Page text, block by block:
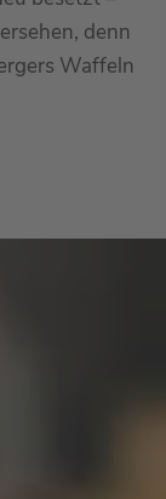
denn
Waffeln